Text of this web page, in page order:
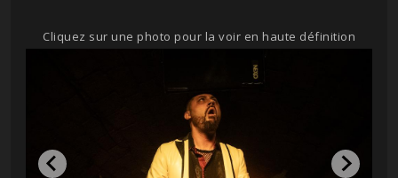
Cliquez sur une photo pour la voir en haute définition